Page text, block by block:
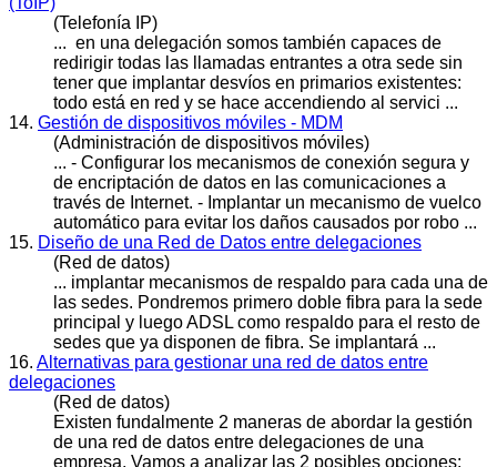
(Telefonía IP)
... en una delegación somos también capaces de
redirigir todas las llamadas entrantes a otra sede sin
tener que implantar desvíos en primarios existentes:
todo está en red y se hace accendiendo al servici ...
14. Gestión de dispositivos móviles - MDM
(Administración de dispositivos móviles)
... - Configurar los mecanismos de conexión segura y
de encriptación de datos en las comunicaciones a
través de Internet. - Implantar un mecanismo de vuelco
automático para evitar los daños causados por robo ...
15. Diseño de una Red de Datos entre delegaciones
(Red de datos)
... implantar mecanismos de respaldo para cada una de
las sedes. Pondremos primero doble fibra para la sede
principal y luego ADSL como respaldo para el resto de
sedes que ya disponen de fibra. Se implantará ...
16. Alternativas para gestionar una red de datos entre
delegaciones
(Red de datos)
Existen fundalmente 2 maneras de abordar la gestión
de una red de datos entre delegaciones de una
empresa. Vamos a analizar las 2 posibles opciones: